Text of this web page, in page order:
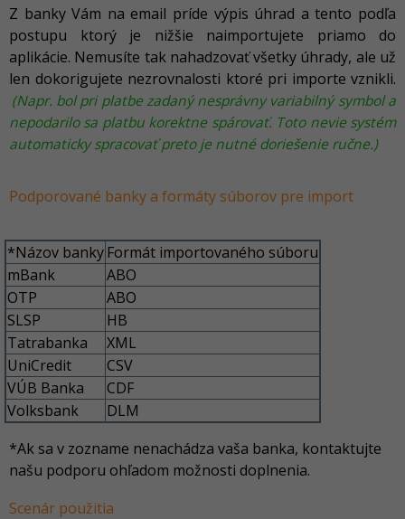
Z banky Vám na email príde výpis úhrad a tento podľa
postupu ktorý je nižšie naimportujete priamo do
aplikácie. Nemusíte tak nahadzovať všetky úhrady, ale už
len dokorigujete nezrovnalosti ktoré pri importe vznikli.
(Napr. bol pri platbe zadaný nesprávny variabilný symbol a
nepodarilo sa platbu korektne spárovať. Toto nevie systém
automaticky spracovať preto je nutné doriešenie ručne.)
Podporované banky a formáty súborov pre import
*Názov bankyFormát importovaného súboru
mBank
ABO
OTP
ABO
SLSP
HB
Tatrabanka
XML
UniCredit
CSV
VÚB Banka
CDF
Volksbank
DLM
*Ak sa v zozname nenachádza vaša banka, kontaktujte
našu podporu ohľadom možnosti doplnenia.
Scenár použitia